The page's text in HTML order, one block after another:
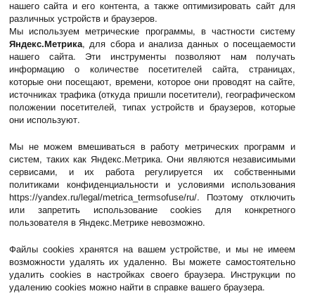
нашего сайта и его контента, а также оптимизировать сайт для
различных устройств и браузеров.
Мы используем метрические программы, в частности систему
Яндекс.Метрика, для сбора и анализа данных о посещаемости
нашего сайта. Эти инструменты позволяют нам получать
информацию о количестве посетителей сайта, страницах,
которые они посещают, времени, которое они проводят на сайте,
источниках трафика (откуда пришли посетители), географическом
положении посетителей, типах устройств и браузеров, которые
они используют.
Мы не можем вмешиваться в работу метрических программ и
систем, таких как Яндекс.Метрика. Они являются независимыми
сервисами, и их работа регулируется их собственными
политиками конфиденциальности и условиями использования
https://yandex.ru/legal/metrica_termsofuse/ru/. Поэтому отключить
или запретить использование cookies для конкретного
пользователя в Яндекс.Метрике невозможно.
Файлы cookies хранятся на вашем устройстве, и мы не имеем
возможности удалять их удаленно. Вы можете самостоятельно
удалить cookies в настройках своего браузера. Инструкции по
удалению cookies можно найти в справке вашего браузера.